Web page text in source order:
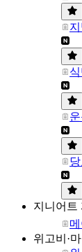
지니어트
위고비·